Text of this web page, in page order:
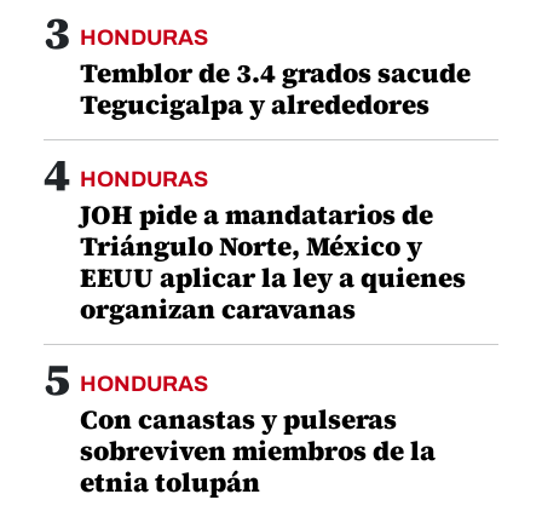
3 HONDURAS
Temblor de 3.4 grados sacude
Tegucigalpa y alrededores
4 HONDURAS
JOH pide a mandatarios de
Triángulo Norte, México y
EEUU aplicar la ley a quienes
organizan caravanas
5 HONDURAS
Con canastas y pulseras
sobreviven miembros de la
etnia tolupán